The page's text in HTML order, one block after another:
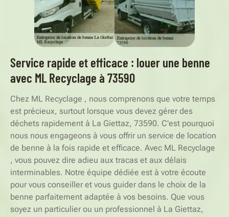
Service rapide et efficace : louer une benne
avec ML Recyclage à 73590
Chez ML Recyclage , nous comprenons que votre temps
est précieux, surtout lorsque vous devez gérer des
déchets rapidement à La Giettaz, 73590. C'est pourquoi
nous nous engageons à vous offrir un service de location
de benne à la fois rapide et efficace. Avec ML Recyclage
, vous pouvez dire adieu aux tracas et aux délais
interminables. Notre équipe dédiée est à votre écoute
pour vous conseiller et vous guider dans le choix de la
benne parfaitement adaptée à vos besoins. Que vous
soyez un particulier ou un professionnel à La Giettaz,